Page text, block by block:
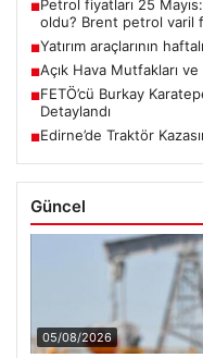
■Petrol fiyatları 25
oldu? Brent petrol varil
■Yatırım araçlarının
■Açık Hava Mutfakları
■FETÖ’cü Burkay
Detaylandı
■Edirne’de Traktör
Güncel
05/08/2026